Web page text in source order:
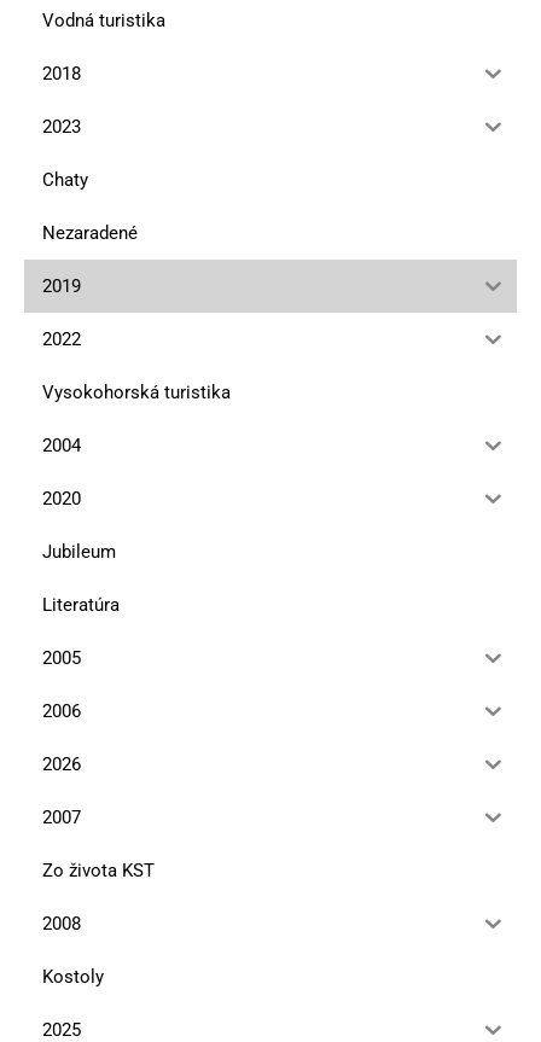
Vodná turistika
2018
2023
Chaty
Nezaradené
2019
2022
Vysokohorská turistika
2004
2020
Jubileum
Literatúra
2005
2006
2026
2007
Zo života KST
2008
Kostoly
2025